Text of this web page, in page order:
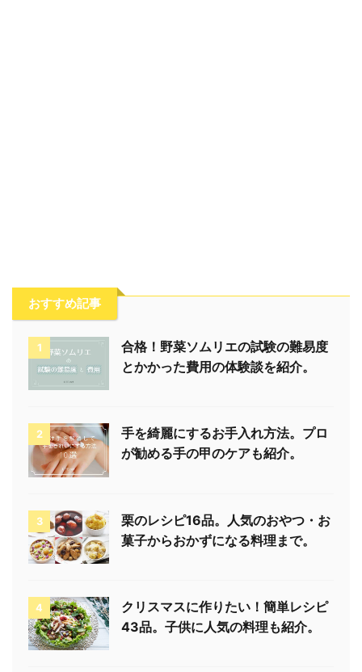
おすすめ記事
1
合格！野菜ソムリエの試験の難易度
とかかった費用の体験談を紹介。
2
手を綺麗にするお手入れ方法。プロ
が勧める手の甲のケアも紹介。
3
栗のレシピ16品。人気のおやつ・お
菓子からおかずになる料理まで。
4
クリスマスに作りたい！簡単レシピ
43品。子供に人気の料理も紹介。